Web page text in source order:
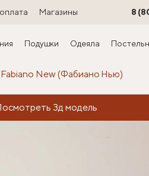
Магазины 8
Подушки Одеяла
New (Фабиано Нью)
3д модель